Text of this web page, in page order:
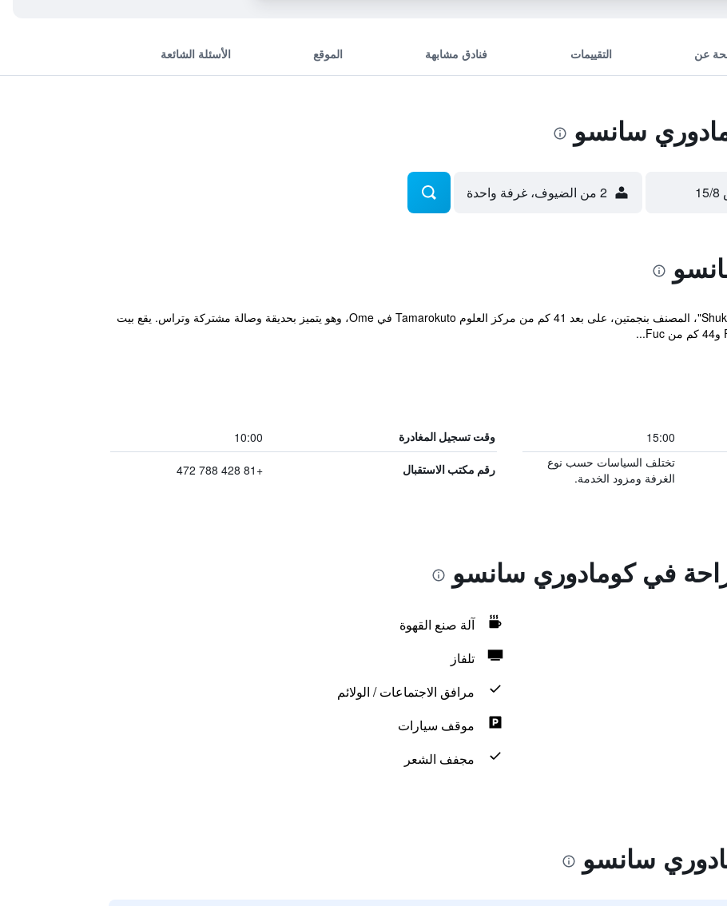
عن التقييمات فنادق مشابهة الموقع الأسئلة الشائعة
سانسو
2 من الضيوف، غرفة واحدة
يقع مكان إقامة "Shukubo Komadori-Sanso"، المصنف بنجمتين، على بعد 41 كم من مركز العلوم Tamarokuto في Ome، وهو يتميز بحديقة وصالة مشتركة وتراس. يقع بيت
15:00 وقت تسجيل المغادرة 10:00
تختلف السياسات حسب نوع
الغرفة ومزود الخدمة.
رقم مكتب الاستقبال +81 428 788 472
في كومادوري سانسو
آلة صنع القهوة
تلفاز
مرافق الاجتماعات / الولائم
موقف سيارات
مجفف الشعر
سانسو